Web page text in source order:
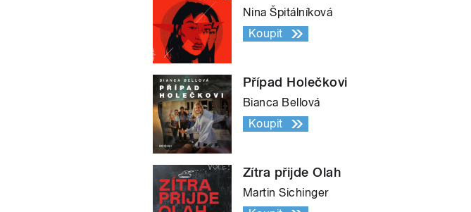
Nina Špitálníková
Koupit
Případ Holečkovi
Bianca Bellová
Koupit
Zítra přijde Olah
Martin Sichinger